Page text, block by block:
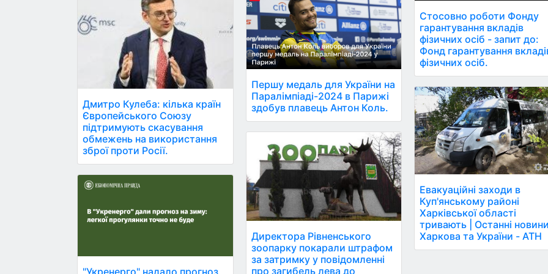
Дмитро Кулеба: кілька країн
Європейського Союзу
підтримують скасування
обмежень на використання
зброї проти Росії.
Першу медаль для України на
Паралімпіаді-2024 в Парижі
здобув плавець Антон Коль.
Директора Рівненського
зоопарку покарали штрафом
за затримку у повідомленні
про загибель лева до
Стосовно роботи Фонду
гарантування вкладів
фізичних осіб - запит до:
Фонд гарантування
фізичних осіб.
Евакуаційні заходи в
Куп'янському районі
Харківської області
тривають | Останні
Харкова та України - АТН